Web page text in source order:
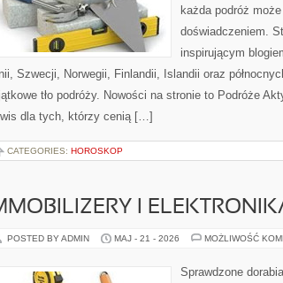
każda podróż
doświadczeniem.
inspirującym
Szwecji, Norwegii, Finlandii, Islandii oraz
tło podróży. Nowości na stronie to Podróże
dla tych, którzy cenią […]
CATEGORIES: HOROSKOP
I
POSTED BY ADMIN MAJ - 21 - 2026 MOŻLIWOŚĆ
Sprawdzone